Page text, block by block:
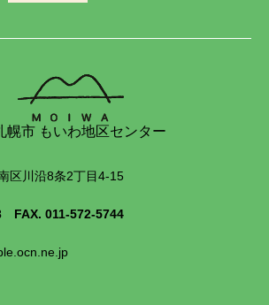
幌市 もいわ地区センター
区川沿8条2丁目4-15
FAX. 011-572-5744